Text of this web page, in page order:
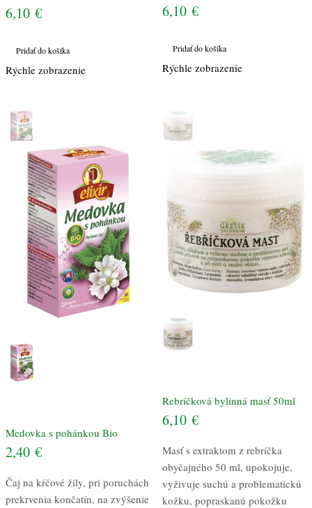
6,10 €
Pridať do košíka
Rýchle zobrazenie
6,10 €
Pridať do košíka
Rýchle zobrazenie
Medovka s pohánkou Bio
2,40 €
Čaj na kŕčové žily, pri poruchách
prekrvenia končatín, na zvýšenie
Rebríčková bylinná masť 50ml
6,10 €
Masť s extraktom z rebríčka
obyčajného 50 ml, upokojuje,
vyživuje suchú a problematickú
kožku, popraskanú pokožku